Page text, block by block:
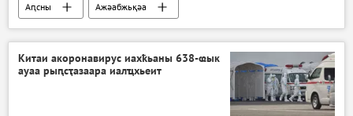
Аԥсны Ажәабжьқәа
Китаи акоронавирус иахҟьаны 638-ҩык
ауаа рыԥсҭазаара иалҵхьеит